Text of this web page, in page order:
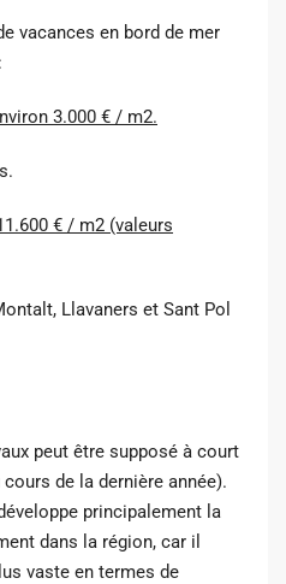
vacances en bord de mer
3.000 € / m2.
€ / m2 (valeurs
Llavaners et Sant Pol
peut être supposé à court
de la dernière année).
principalement la
dans la région, car il
vaste en termes de